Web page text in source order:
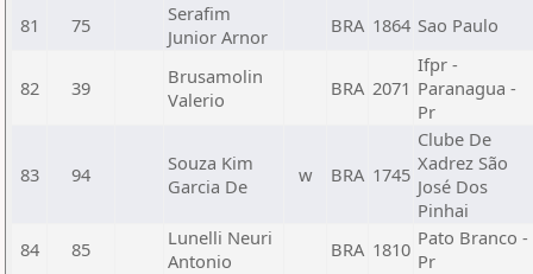
81 75
Serafim
Junior Arnor
BRA 1864 Sao Paulo
82 39
Brusamolin
Valerio
BRA 2071
Ifpr -
Paranagua -
Pr
83 94
Souza Kim
Garcia De
w BRA 1745
Clube De
Xadrez São
José Dos
Pinhai
84
85
Lunelli Neuri
Antonio
BRA 1810 Pato Branco -
Pr